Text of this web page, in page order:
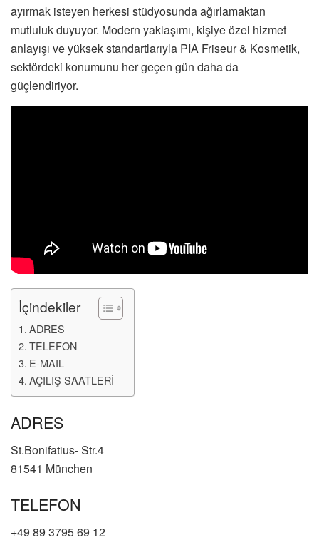
ayırmak isteyen herkesi stüdyosunda ağırlamaktan
mutluluk duyuyor. Modern yaklaşımı, kişiye özel hizmet
anlayışı ve yüksek standartlarıyla PIA Friseur & Kosmetik,
sektördeki konumunu her geçen gün daha da
güçlendiriyor.
İçindekiler
ADRES
TELEFON
E-MAIL
AÇILIŞ SAATLERİ
ADRES
St.Bonifatius- Str.4
81541 München
TELEFON
+49 89 3795 69 12